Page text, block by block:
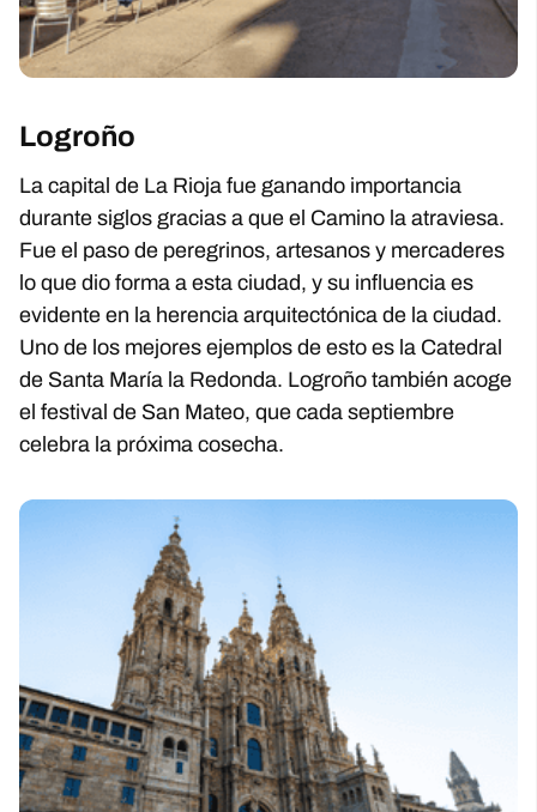
Logroño
La capital de La Rioja fue ganando importancia
durante siglos gracias a que el Camino la atraviesa.
Fue el paso de peregrinos, artesanos y mercaderes
lo que dio forma a esta ciudad, y su influencia es
evidente en la herencia arquitectónica de la ciudad.
Uno de los mejores ejemplos de esto es la Catedral
de Santa María la Redonda. Logroño también acoge
el festival de San Mateo, que cada septiembre
celebra la próxima cosecha.